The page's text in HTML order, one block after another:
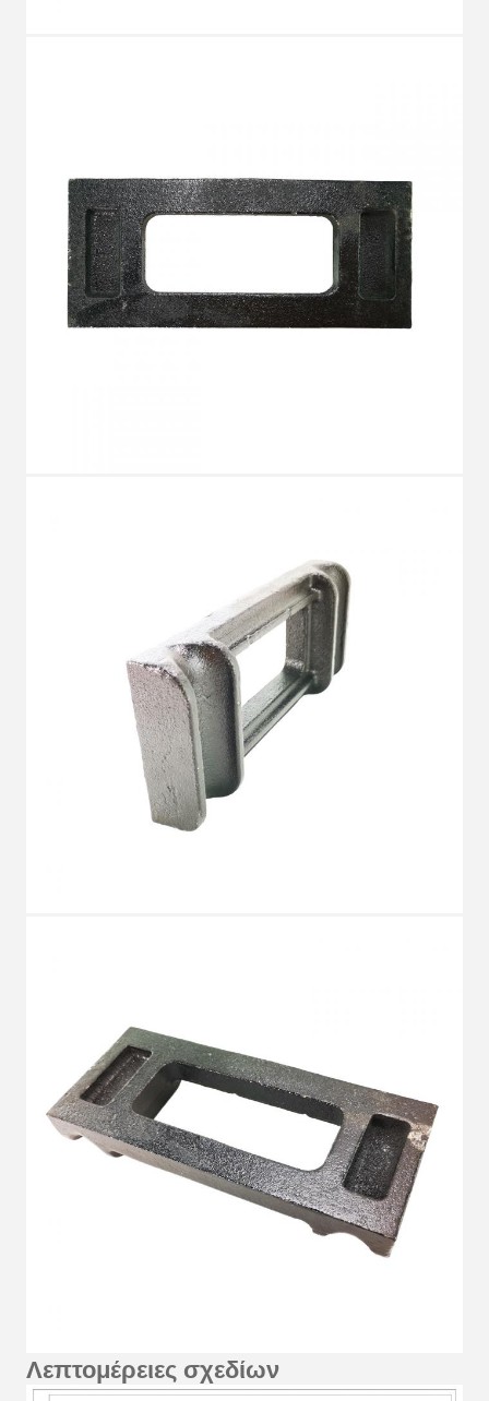
Λεπτομέρειες σχεδίων